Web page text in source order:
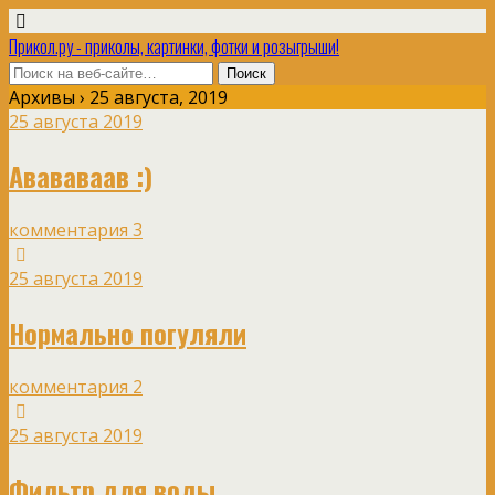
Прикол.ру - приколы, картинки, фотки и розыгрыши!
Архивы › 25 августа, 2019
25 августа 2019
Авававаав :)
комментария 3
25 августа 2019
Нормально погуляли
комментария 2
25 августа 2019